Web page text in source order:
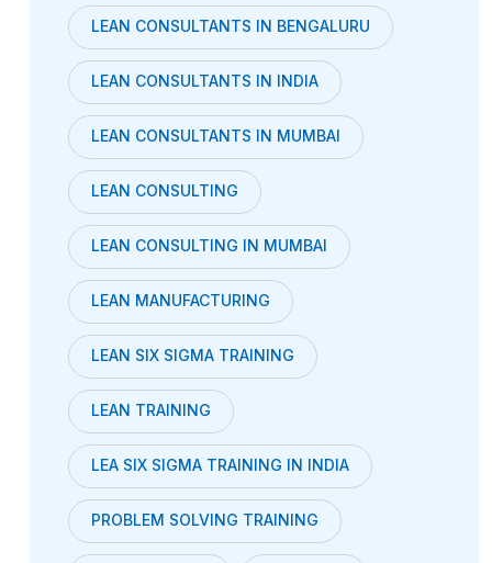
LEAN CONSULTANTS IN BENGALURU
LEAN CONSULTANTS IN INDIA
LEAN CONSULTANTS IN MUMBAI
LEAN CONSULTING
LEAN CONSULTING IN MUMBAI
LEAN MANUFACTURING
LEAN SIX SIGMA TRAINING
LEAN TRAINING
LEA SIX SIGMA TRAINING IN INDIA
PROBLEM SOLVING TRAINING